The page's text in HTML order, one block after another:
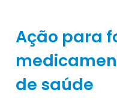
Ação para
de saúde